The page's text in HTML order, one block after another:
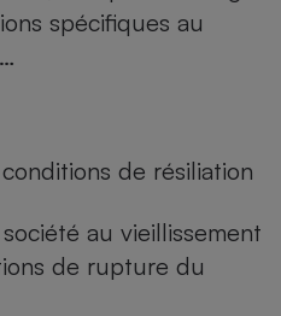
spécifiques au
de résiliation
au vieillissement
de rupture du